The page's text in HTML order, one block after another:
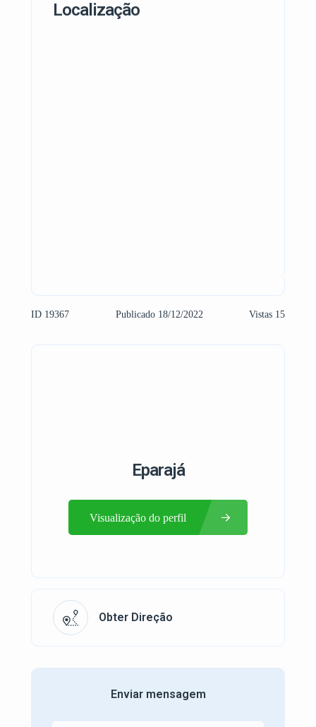
Localização
ID 19367 Publicado 18/12/2022 Vistas 15
Eparajá
Visualização do perfil
Obter Direção
Enviar mensagem